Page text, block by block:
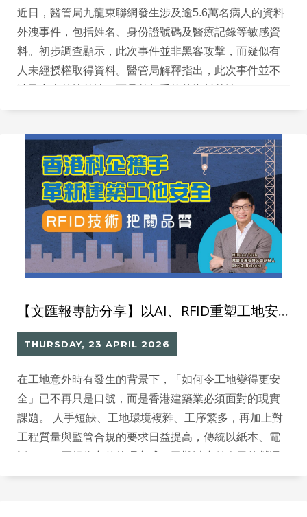
近日，醫管局九龍東聯網發生涉及逾5.6萬名病人的資料
外洩事件，包括姓名、身份證號碼及醫療記錄等敏感資
料。初步調查顯示，此次事件並非黑客攻擊，而疑似有
人未經授權取得資料。醫管局解釋指出，此次事件並不
【文匯報專訪分享】以AI、RFID重塑工地安全：三家香港科企聯手打造智慧安全防護網
THURSDAY, 23 APRIL 2026
在工地意外時有發生的背景下，「如何令工地變得更安
全」已不再只是口號，而是香港建築業必須面對的現實
課題。 人手短缺、工地環境複雜、工序繁多，再加上對
工程質量與監管合規的要求日益提高，傳統以紙本、電
需要。